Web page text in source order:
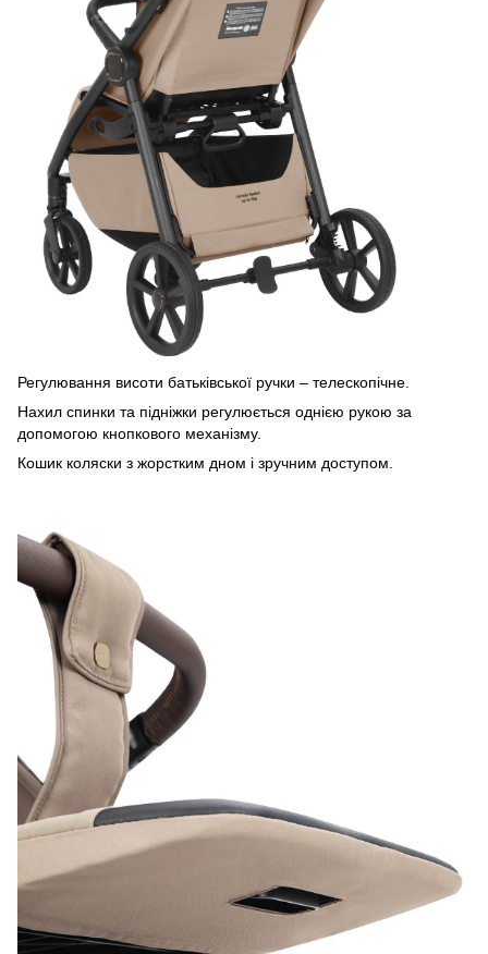
Регулювання висоти батьківської ручки – телескопічне.
Нахил спинки та підніжки регулюється однією рукою за
допомогою кнопкового механізму.
Кошик коляски з жорстким дном і зручним доступом.